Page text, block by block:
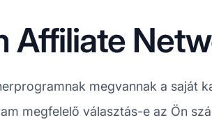
Affiliate
megvannak a saját
megfelelő választás-e az Ön